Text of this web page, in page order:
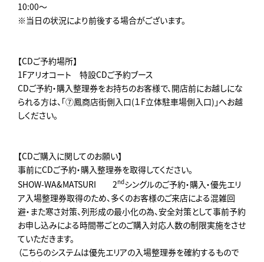
10:00～
※当日の状況により前後する場合がございます。
【CDご予約場所】
1Fアリオコート 特設CDご予約ブース
CDご予約・購入整理券をお持ちのお客様で、開店前にお越しにな
られる方は、「⑦鳳商店街側入口(１F立体駐車場側入口)」へお越
しください。
【CDご購入に関してのお願い】
事前にCDご予約・購入整理券を取得してください。
SHOW-WA&MATSURI 2ndシングルのご予約・購入・優先エリ
ア入場整理券取得のため、多くのお客様のご来店による混雑回
避・また寒さ対策、列形成の最小化の為、安全対策として事前予約
お申し込みによる時間帯ごとのご購入対応人数の制限実施をさせ
ていただきます。
（こちらのシステムは優先エリアの入場整理券を確約するもので